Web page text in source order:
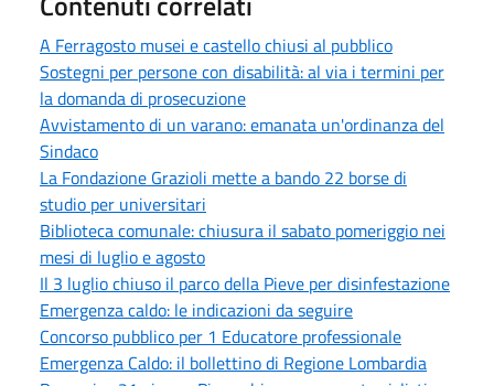
A Ferragosto musei e castello chiusi al pubblico
Sostegni per persone con disabilità: al via i termini per
la domanda di prosecuzione
Avvistamento di un varano: emanata un'ordinanza del
Sindaco
La Fondazione Grazioli mette a bando 22 borse di
studio per universitari
Biblioteca comunale: chiusura il sabato pomeriggio nei
mesi di luglio e agosto
Il 3 luglio chiuso il parco della Pieve per disinfestazione
Emergenza caldo: le indicazioni da seguire
Concorso pubblico per 1 Educatore professionale
Emergenza Caldo: il bollettino di Regione Lombardia